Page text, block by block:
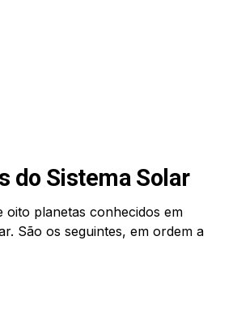
do Sistema Solar
oito planetas conhecidos em
São os seguintes, em ordem a